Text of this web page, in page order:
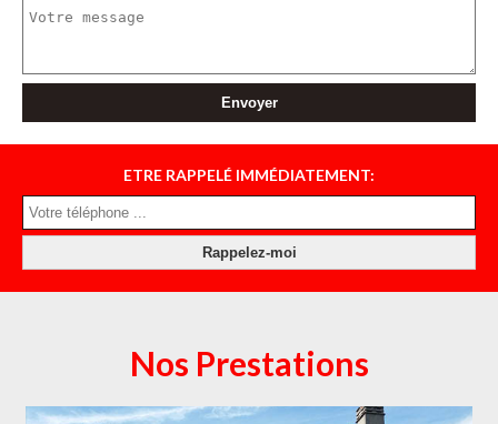
ETRE RAPPELÉ IMMÉDIATEMENT:
Nos Prestations